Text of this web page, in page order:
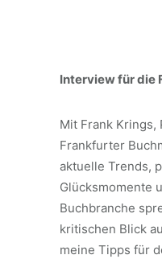
Interview für die
Mit Frank Krings,
Frankfurter
aktuelle Trends,
Glücksmomente
Buchbranche
kritischen Blick
meine Tipps für